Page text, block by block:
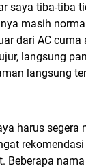
saya tiba-tiba
masih
dari AC
langsung
langsung
harus segera
Beberapa